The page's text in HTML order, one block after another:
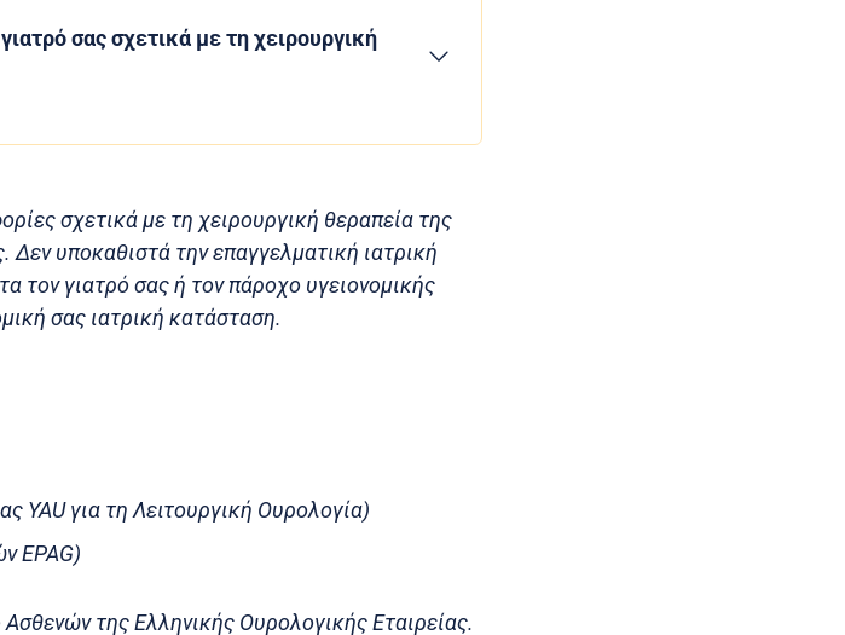
σας σχετικά με τη χειρουργική
σχετικά με τη χειρουργική θεραπεία της
υποκαθιστά την επαγγελματική ιατρική
τον γιατρό σας ή τον πάροχο υγειονομικής
σας ιατρική κατάσταση.
YAU για τη Λειτουργική Ουρολογία)
EPAG)
της Ελληνικής Ουρολογικής Εταιρείας.